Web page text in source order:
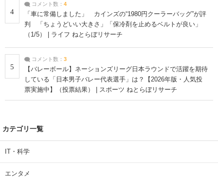
4
コメント数： 4
「車に常備しました」 カインズの“1980円クーラーバッグ”が評
判 「ちょうどいい大きさ」「保冷剤を止めるベルトが良い」
（1/5） | ライフ ねとらぼリサーチ
5
コメント数： 3
【バレーボール】ネーションズリーグ日本ラウンドで活躍を期待
している「日本男子バレー代表選手」は？【2026年版・人気投
票実施中】（投票結果） | スポーツ ねとらぼリサーチ
カテゴリ一覧
IT・科学
エンタメ